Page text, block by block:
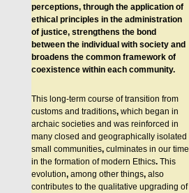
perceptions, through the application of
ethical principles in the administration
of justice, strengthens the bond
between the individual with society and
broadens the common framework of
coexistence within each community.
This long-term course of transition from
customs and traditions,which began in
archaic societies and was reinforced in
many closed and geographically isolated
small communities,culminates in our time
in the formation of modern Ethics.This
evolution,among other things,also
contributes to the qualitative upgrading of